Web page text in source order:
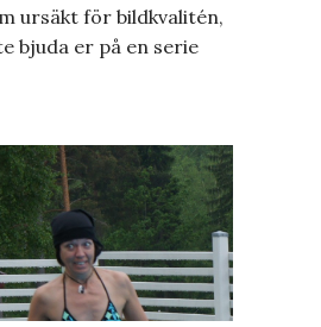
ursäkt för bildkvalitén,
bjuda er på en serie